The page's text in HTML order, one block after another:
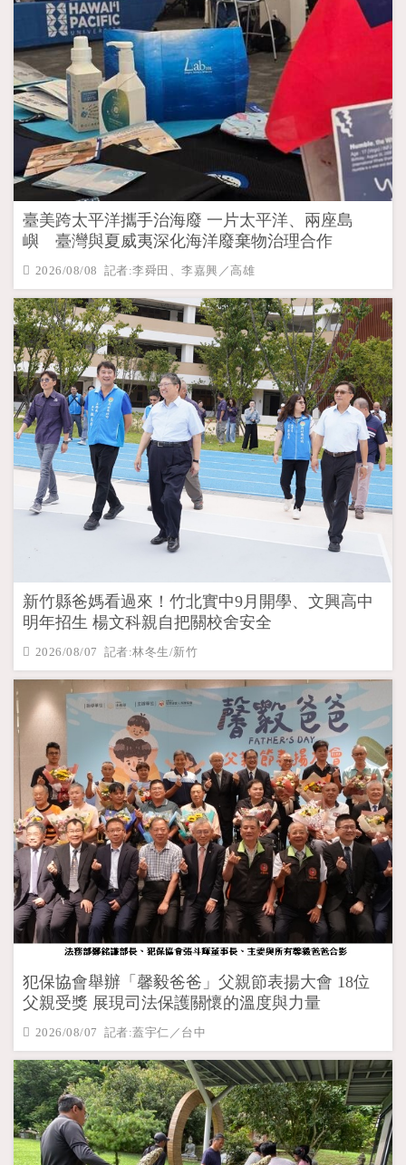
臺美跨太平洋攜手治海廢 一片太平洋、兩座島
嶼 臺灣與夏威夷深化海洋廢棄物治理合作
2026/08/08 記者:李舜田、李嘉興／高雄
新竹縣爸媽看過來！竹北實中9月開學、文興高中
明年招生 楊文科親自把關校舍安全
2026/08/07 記者:林冬生/新竹
犯保協會舉辦「馨毅爸爸」父親節表揚大會 18位
父親受獎 展現司法保護關懷的溫度與力量
2026/08/07 記者:蓋宇仁／台中